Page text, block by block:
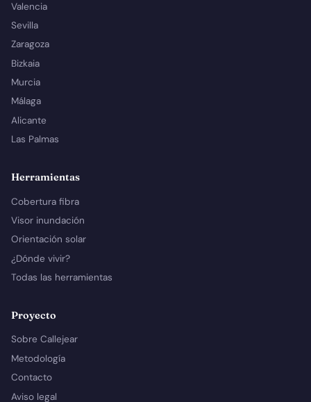
Valencia
Sevilla
Zaragoza
Bizkaia
Murcia
Málaga
Alicante
Las Palmas
Herramientas
Cobertura fibra
Visor inundación
Orientación solar
¿Dónde vivir?
Todas las herramientas
Proyecto
Sobre Callejear
Metodología
Contacto
Aviso legal